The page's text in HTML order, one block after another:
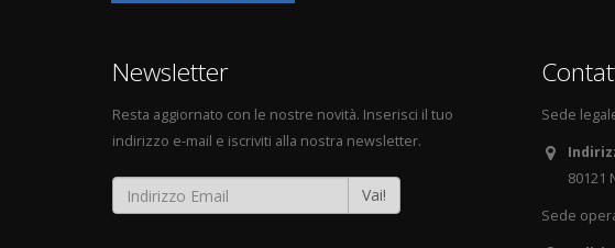
Newsletter
Resta aggiornato con le nostre novità. Inserisci il tuo
indirizzo e-mail e iscriviti alla nostra newsletter.
Vai!
Sede
80121
Sede